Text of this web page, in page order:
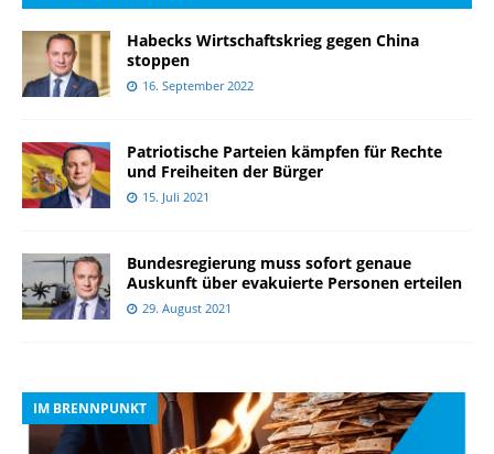
Habecks Wirtschaftskrieg gegen China
stoppen
16. September 2022
Patriotische Parteien kämpfen für Rechte
und Freiheiten der Bürger
15. Juli 2021
Bundesregierung muss sofort genaue
Auskunft über evakuierte Personen erteilen
29. August 2021
IM BRENNPUNKT